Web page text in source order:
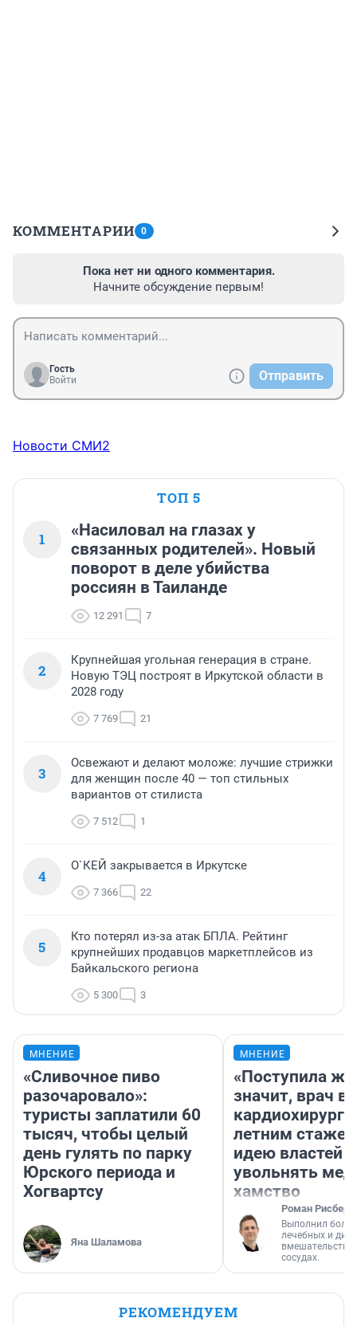
КОММЕНТАРИИ 0
Пока нет ни одного комментария.
Начните обсуждение первым!
Гость
Войти
Отправить
Новости СМИ2
ТОП 5
1
«Насиловал на глазах у
связанных родителей». Новый
поворот в деле убийства
россиян в Таиланде
12 291 7
2
Крупнейшая угольная генерация в стране.
Новую ТЭЦ построят в Иркутской области в
2028 году
7 769 21
3
Освежают и делают моложе: лучшие стрижки
для женщин после 40 — топ стильных
вариантов от стилиста
7 512 1
4
О`КЕЙ закрывается в Иркутске
7 366 22
5
Кто потерял из-за атак БПЛА. Рейтинг
крупнейших продавцов маркетплейсов из
Байкальского региона
5 300 3
МНЕНИЕ
«Сливочное пиво
разочаровало»:
туристы заплатили 60
тысяч, чтобы целый
день гулять по парку
Юрского периода и
Хогвартсу
Яна Шаламова
МНЕНИЕ
«Поступила
значит, врач
кардиохирург
летним
идею властей
увольнять
хамство
Роман Рисберг
Выполнил
лечебных и
вмешательств
сосудах.
РЕКОМЕНДУЕМ